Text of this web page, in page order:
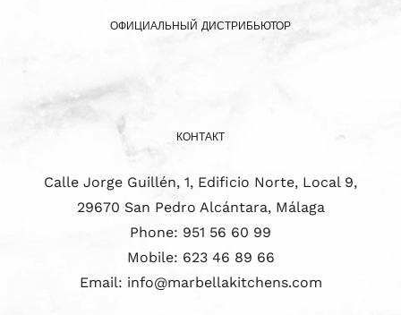
ОФИЦИАЛЬНЫЙ ДИСТРИБЬЮТОР
КОНТАКТ
Calle Jorge Guillén, 1, Edificio Norte, Local 9,
29670 San Pedro Alcántara, Málaga
Phone: 951 56 60 99
Mobile: 623 46 89 66
Email: info@marbellakitchens.com